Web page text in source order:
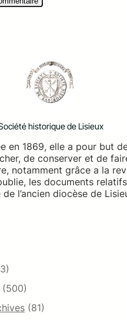
historique de Lisieux
en 1869, elle a pour but
de conserver et de
notamment grâce a la
les documents
de l’ancien diocèse de
(500)
(81)